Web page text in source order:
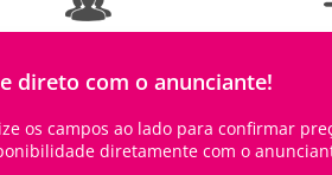
direto com o anunciante!
os campos ao lado para confirmar
diretamente com o